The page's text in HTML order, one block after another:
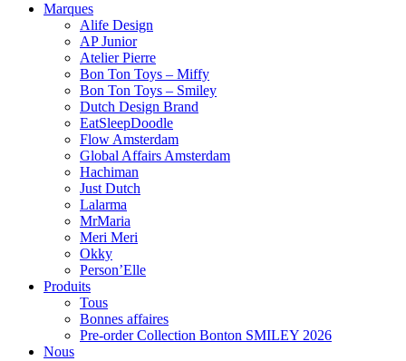
Marques
Alife Design
AP Junior
Atelier Pierre
Bon Ton Toys – Miffy
Bon Ton Toys – Smiley
Dutch Design Brand
EatSleepDoodle
Flow Amsterdam
Global Affairs Amsterdam
Hachiman
Just Dutch
Lalarma
MrMaria
Meri Meri
Okky
Person’Elle
Produits
Tous
Bonnes affaires
Pre-order Collection Bonton SMILEY 2026
Nous